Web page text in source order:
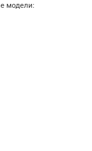
модели: